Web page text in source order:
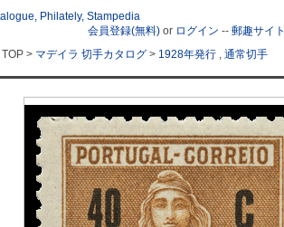
会員登録(無料) or ログイン -- 郵趣サイ
TOP > マデイラ 切手カタログ > 1928年発行 , 通常切手